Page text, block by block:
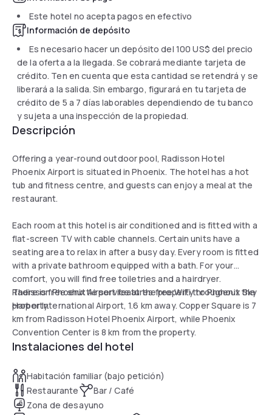
Este hotel no acepta pagos en efectivo
Información de depósito
Es necesario hacer un depósito del 100 US$ del precio
de la oferta a la llegada. Se cobrará mediante tarjeta de
crédito. Ten en cuenta que esta cantidad se retendrá y se
liberará a la salida. Sin embargo, figurará en tu tarjeta de
crédito de 5 a 7 días laborables dependiendo de tu banco
y sujeta a una inspección de la propiedad.
Descripción
Offering a year-round outdoor pool, Radisson Hotel
Phoenix Airport is situated in Phoenix. The hotel has a hot
tub and fitness centre, and guests can enjoy a meal at the
restaurant.
Each room at this hotel is air conditioned and is fitted with a
flat-screen TV with cable channels. Certain units have a
seating area to relax in after a busy day. Every room is fitted
with a private bathroom equipped with a bath. For your
comfort, you will find free toiletries and a hairdryer.
Radisson Phoenix Airport features free WiFi throughout the
property.
There is free shuttle service at the property to Phoenix Sky
Harbor International Airport, 1.6 km away. Copper Square is 7
km from Radisson Hotel Phoenix Airport, while Phoenix
Convention Center is 8 km from the property.
Instalaciones del hotel
Habitación familiar (bajo petición)
Restaurante
Bar / Café
Zona de desayuno